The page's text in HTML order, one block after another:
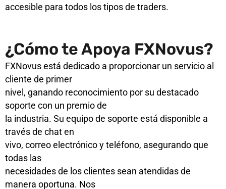
accesible para todos los tipos de traders.
¿Cómo te Apoya FXNovus?
FXNovus está dedicado a proporcionar un servicio al
cliente de primer
nivel, ganando reconocimiento por su destacado
soporte con un premio de
la industria. Su equipo de soporte está disponible a
través de chat en
vivo, correo electrónico y teléfono, asegurando que
todas las
necesidades de los clientes sean atendidas de
manera oportuna. Nos